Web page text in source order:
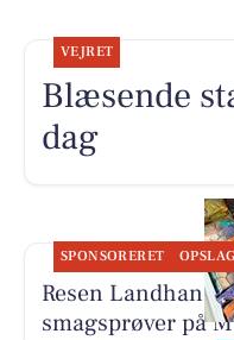
VEJRET
Blæsende
dag
SPONSORERET
Resen
smagsprøver på